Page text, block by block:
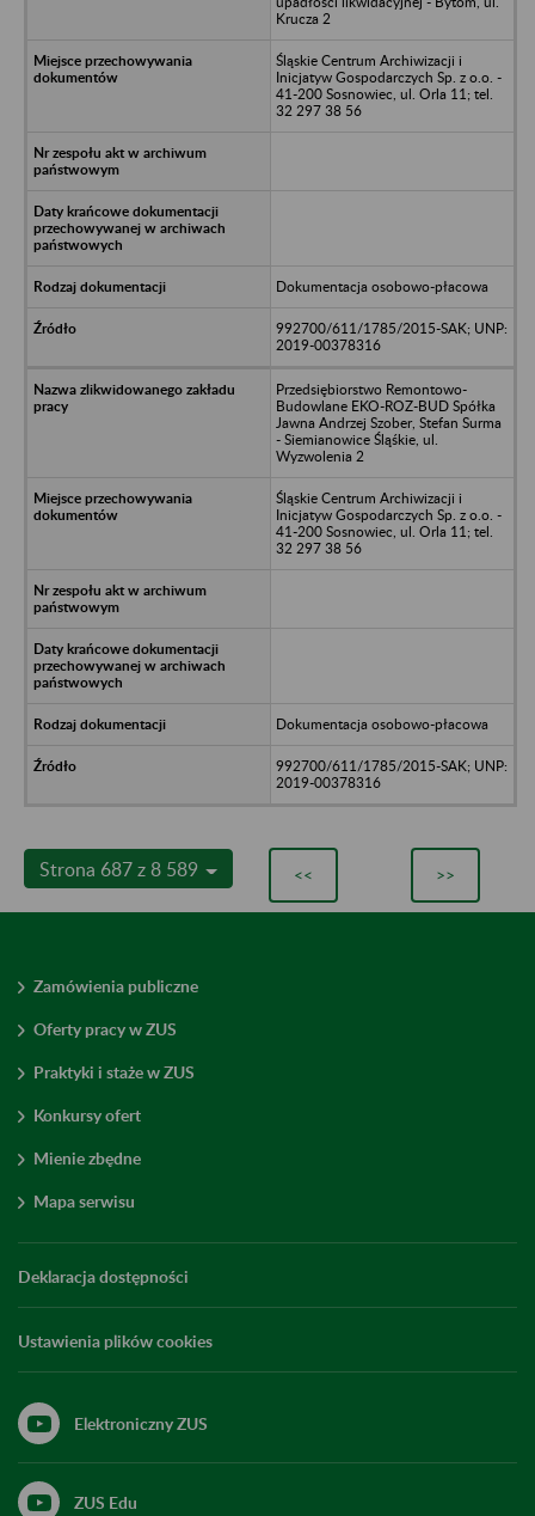
Krucza 2
Śląskie Centrum Archiwizacji i
Inicjatyw Gospodarczych Sp. z o.o. -
41-200 Sosnowiec, ul. Orla 11; tel.
32 297 38 56
Dokumentacja osobowo-płacowa
992700/611/1785/2015-SAK; UNP:
2019-00378316
Przedsiębiorstwo Remontowo-
Budowlane EKO-ROZ-BUD Spółka
Jawna Andrzej Szober, Stefan Surma
- Siemianowice Śląśkie, ul.
Wyzwolenia 2
Śląskie Centrum Archiwizacji i
Inicjatyw Gospodarczych Sp. z o.o. -
41-200 Sosnowiec, ul. Orla 11; tel.
32 297 38 56
Dokumentacja osobowo-płacowa
992700/611/1785/2015-SAK; UNP:
2019-00378316
Strona 687 z 8 589 << >>
Zamówienia publiczne
Oferty pracy w ZUS
Praktyki i staże w ZUS
Konkursy ofert
Mienie zbędne
Mapa serwisu
Deklaracja dostępności
Ustawienia plików cookies
Elektroniczny ZUS
ZUS Edu